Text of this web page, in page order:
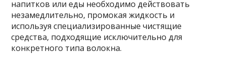
напитков или еды необходимо действовать
незамедлительно, промокая жидкость и
используя специализированные чистящие
средства, подходящие исключительно для
конкретного типа волокна.